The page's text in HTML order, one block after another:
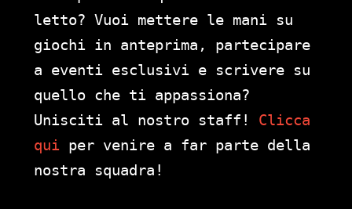
letto? Vuoi mettere le mani su
giochi in anteprima, partecipare
a eventi esclusivi e scrivere su
quello che ti appassiona?
Unisciti al nostro staff! Clicca
qui per venire a far parte della
nostra squadra!